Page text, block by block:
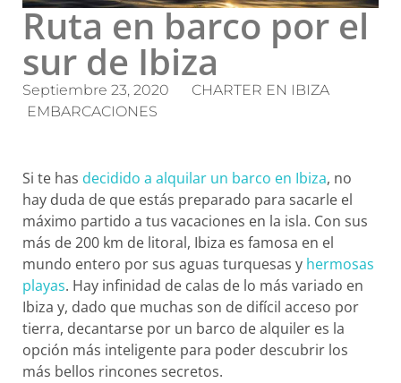
Ruta en barco por el
sur de Ibiza
Septiembre 23, 2020
CHARTER EN IBIZA
EMBARCACIONES
Si te has decidido a alquilar un barco en Ibiza, no
hay duda de que estás preparado para sacarle el
máximo partido a tus vacaciones en la isla. Con sus
más de 200 km de litoral, Ibiza es famosa en el
mundo entero por sus aguas turquesas y hermosas
playas. Hay infinidad de calas de lo más variado en
Ibiza y, dado que muchas son de difícil acceso por
tierra, decantarse por un barco de alquiler es la
opción más inteligente para poder descubrir los
más bellos rincones secretos.